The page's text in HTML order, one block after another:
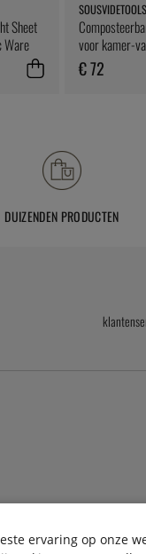
Sheet
Ware
SOUSVIDETOOLS
voor kamer-
x 25 cm, 200
SousVideTools
€ 72
DUIZENDEN PRODUCTEN
ervaring op onze